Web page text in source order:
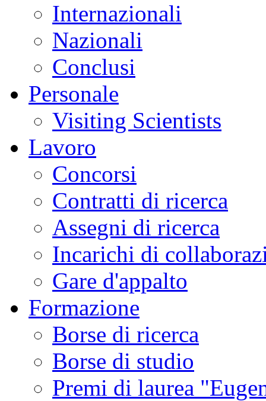
Internazionali
Nazionali
Conclusi
Personale
Visiting Scientists
Lavoro
Concorsi
Contratti di ricerca
Assegni di ricerca
Incarichi di
Gare d'appalto
Formazione
Borse di ricerca
Borse di studio
Premi di laurea